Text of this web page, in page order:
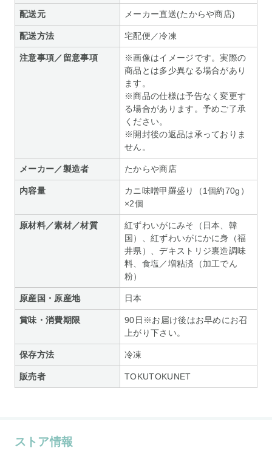
配送元 メーカー直送(たからや商店)
配送方法 宅配便／冷凍
注意事項／留意事項
※画像はイメージです。実際の
商品とは多少異なる場合があり
ます。
※商品の仕様は予告なく変更す
る場合があります。予めご了承
ください。
※開封後の返品は承っておりま
せん。
メーカー／製造者 たからや商店
内容量
カニ味噌甲羅盛り（1個約70g）
×2個
原材料／素材／材質
紅ずわいがにみそ（日本、韓
国）、紅ずわいがにかに身（福
井県）、デキストリジ裏造調味
料、食塩／増粘済（加工でん
粉）
原産国・原産地 日本
賞味・消費期限
90日※お届け後はお早めにお召
上がり下さい。
保存方法 冷凍
販売者 TOKUTOKUNET
ストア情報